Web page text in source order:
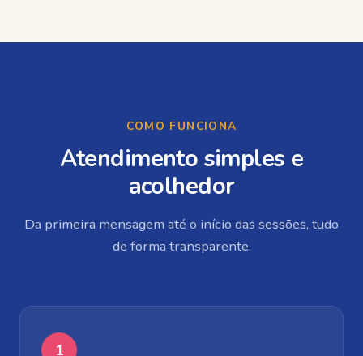
COMO FUNCIONA
Atendimento simples e
acolhedor
Da primeira mensagem até o início das sessões, tudo
de forma transparente.
1